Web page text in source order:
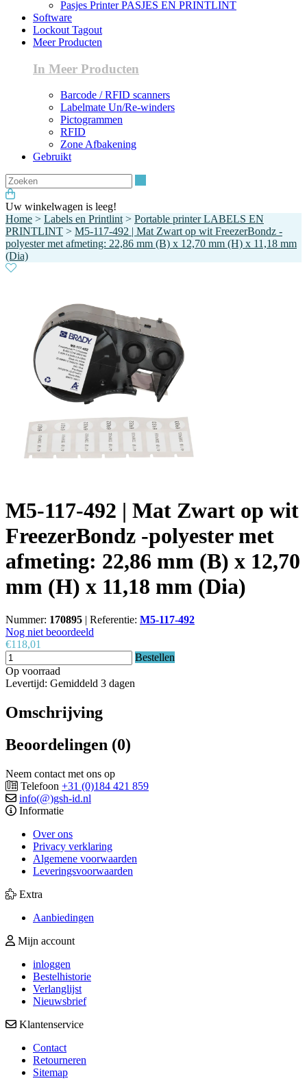
Pasjes Printer PASJES EN PRINTLINT
Software
Lockout Tagout
Meer Producten
In Meer Producten
Barcode / RFID scanners
Labelmate Un/Re-winders
Pictogrammen
RFID
Zone Afbakening
Gebruikt
Uw winkelwagen is leeg!
Home > Labels en Printlint > Portable printer LABELS EN
PRINTLINT > M5-117-492 | Mat Zwart op wit FreezerBondz -
polyester met afmeting: 22,86 mm (B) x 12,70 mm (H) x 11,18 mm
(Dia)
M5-117-492 | Mat Zwart op wit
FreezerBondz -polyester met
afmeting: 22,86 mm (B) x 12,70
mm (H) x 11,18 mm (Dia)
Nummer: 170895 | Referentie: M5-117-492
Nog niet beoordeeld
€118,01
Bestellen
Op voorraad
Levertijd: Gemiddeld 3 dagen
Omschrijving
Beoordelingen (0)
Neem contact met ons op
Telefoon +31 (0)184 421 859
info(@)gsh-id.nl
Informatie
Over ons
Privacy verklaring
Algemene voorwaarden
Leveringsvoorwaarden
Extra
Aanbiedingen
Mijn account
inloggen
Bestelhistorie
Verlanglijst
Nieuwsbrief
Klantenservice
Contact
Retourneren
Sitemap